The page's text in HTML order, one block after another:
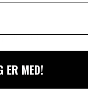
ER MED!